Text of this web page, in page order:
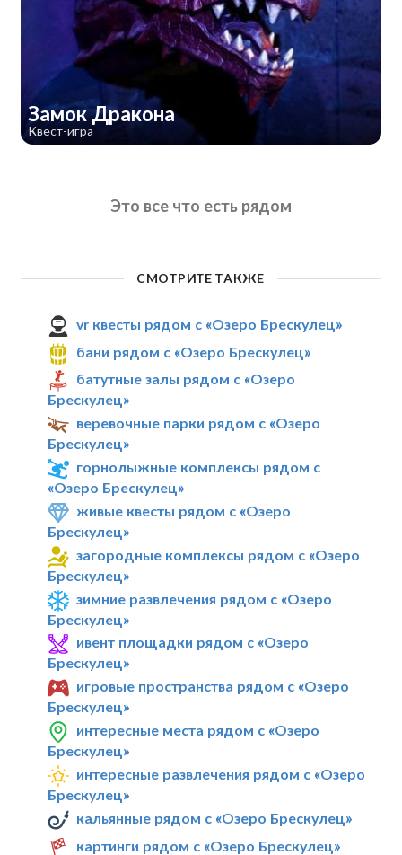
Замок Дракона
Квест-игра
Это все что есть рядом
СМОТРИТЕ ТАКЖЕ
vr квесты рядом с «Озеро Брескулец»
бани рядом с «Озеро Брескулец»
батутные залы рядом с «Озеро
Брескулец»
веревочные парки рядом с «Озеро
Брескулец»
горнолыжные комплексы рядом с
«Озеро Брескулец»
живые квесты рядом с «Озеро
Брескулец»
загородные комплексы рядом с «Озеро
Брескулец»
зимние развлечения рядом с «Озеро
Брескулец»
ивент площадки рядом с «Озеро
Брескулец»
игровые пространства рядом с «Озеро
Брескулец»
интересные места рядом с «Озеро
Брескулец»
интересные развлечения рядом с «Озеро
Брескулец»
кальянные рядом с «Озеро Брескулец»
картинги рядом с «Озеро Брескулец»